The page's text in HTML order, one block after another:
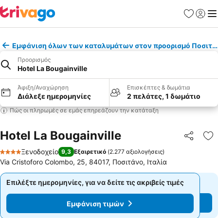
Εμφάνιση όλων των καταλυμάτων στον προορισμό
Προορισμός
Hotel La Bougainville
Άφιξη/Αναχώρηση
Διάλεξε ημερομηνίες
Επισκέπτες & δωμάτια
2 πελάτες, 1 δωμάτιο
Πώς οι πληρωμές σε εμάς επηρεάζουν την κατάταξη
Hotel La Bougainville
4 Αστέρια
Ξενοδοχείο 9,3 Εξαιρετικό (2.277 αξιολογήσεις)
Via Cristoforo Colombo, 25, 84017, Ποσιτάνο, Ιταλία
Επιλέξτε ημερομηνίες, για να δείτε τις ακριβείς τιμές
Εμφάνιση τιμών
Επιλέξτε ημερομηνίες, για να δείτε τις ακριβείς τιμές
Εμφάνιση τιμών